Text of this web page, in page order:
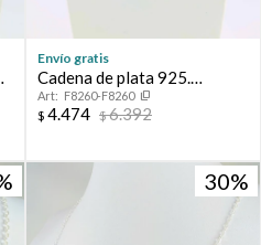
Envío gratis
Cadena de plata 925.
Modelo espiga.
F8260-F8260
$ 4.474 $6.392
30